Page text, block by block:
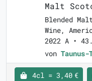
Malt
Blended
Wine,
2022 A •
von
4cl = 3,40 €